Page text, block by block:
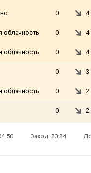
0 4
облачность 0 4
облачность 0 4
0 3
облачность 0 2
0 2
Заход: 20:24